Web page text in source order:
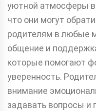
уютной атмосферы
что они могут
родителям в любые
общение и
которые помогают
уверенность.
внимание
задавать вопросы и